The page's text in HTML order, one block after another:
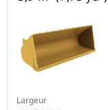
Largeur